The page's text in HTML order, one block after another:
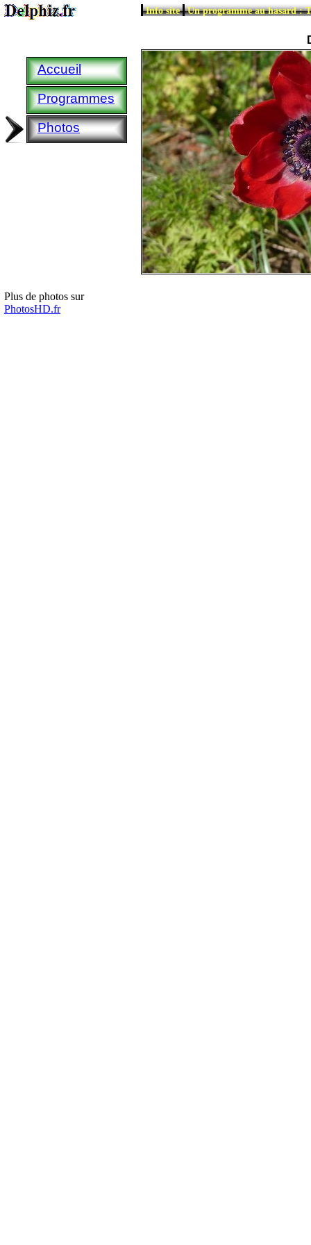
Info site Un programme au hasard :
Accueil
Programmes
Photos
Plus de photos sur
PhotosHD.fr